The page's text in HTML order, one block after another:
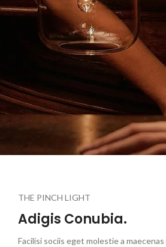
THE PINCH LIGHT
Adigis Conubia.
Facilisi sociis eget molestie a